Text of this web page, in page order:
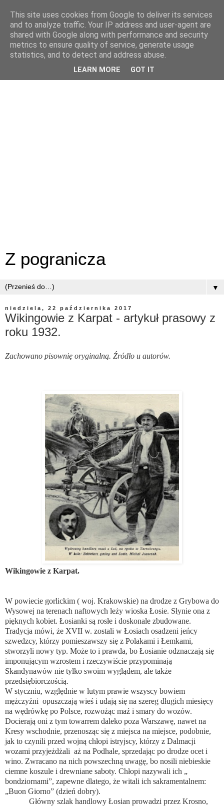
Z pogranicza
▼
niedziela, 22 października 2017
Wikingowie z Karpat - artykuł prasowy z
roku 1932.
Zachowano pisownię oryginalną. Źródło u autorów.
Wikingowie z Karpat.
W powiecie gorlickim ( woj. Krakowskie) na drodze z Grybowa do
Wysowej na terenach naftowych leży wioska Łosie. Słynie ona z
pięknych kobiet. Łosianki są rosłe i doskonale zbudowane.
Tradycja mówi, że XVII w. zostali w Łosiach osadzeni jeńcy
szwedzcy, którzy pomieszawszy się z Polakami i Łemkami,
stworzyli nowy typ. Może to i prawda, bo Łosianie odznaczają się
imponującym wzrostem i rzeczywiście przypominają
Skandynawów nie tylko swoim wyglądem, ale także
przedsiębiorczością.
W styczniu, względnie w lutym prawie wszyscy bowiem
mężczyźni opuszczają wieś i udają się na szereg długich miesięcy
na wędrówkę po Polsce, rozwożąc maź i smary do wozów.
Docierają oni z tym towarrem daleko poza Warszawę, nawet na
Kresy wschodnie, przenosząc się z miejsca na miejsce, podobnie,
jak to czynili przed wojną chłopi istryjscy, którzy z Dalmacji
wozami przyjeżdżali aż na Podhale, sprzedając po drodze ocet i
wino. Zwracano na nich powszechną uwagę, bo nosili niebieskie
ciemne koszule i drewniane saboty. Chłopi nazywali ich „
bondziornami”, zapewne dlatego, że witali ich sakramentalnem:
„Buon Giorno” (dzień dobry).
Główny szlak handlowy Łosian prowadzi przez Krosno,
This site uses cookies from Google to deliver its services
and to analyze traffic. Your IP address and user-agent are
shared with Google along with performance and security
metrics to ensure quality of service, generate usage
statistics, and to detect and address abuse.
LEARN MORE GOT IT